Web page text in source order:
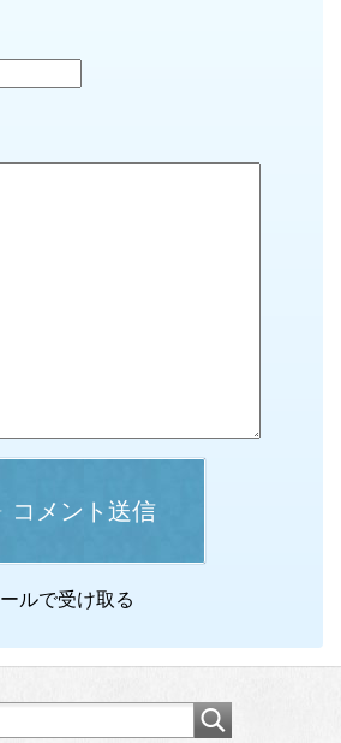
コメント送信
ルで受け取る